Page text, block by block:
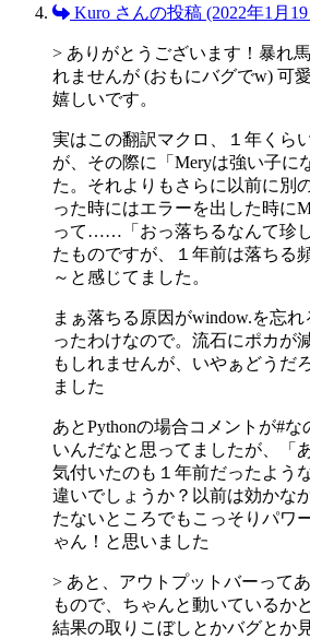
Kuro さんの投稿 (2022年1月
> ありがとうございます！暴れ
れませんが (おもにバグでw) 可
嬉しいです。
実はこの翻訳マクロ、１年くら
が、その際に「Meryは強い子に
た。それよりもさらに以前に別
った時にはエラーを出した時に
って……「おっ落ちるなんて珍
たものですが、１年前は落ちる
～と感じてました。
まぁ落ちる原因がwindow.を忘
ったわけなので。流石にポカが
もしれませんが、いやぁどうだ
ました
あとPythonの場合コメントが#な
いんだなと思ってましたが、「
気付いたのも１年前だったよ
違いでしょうか？以前は効かな
たないところでもこっそりパワ
ゃん！と思いました
> あと、アウトプットバーって
もので、ちゃんと動いているか
結果の取りこぼしとかバグとか